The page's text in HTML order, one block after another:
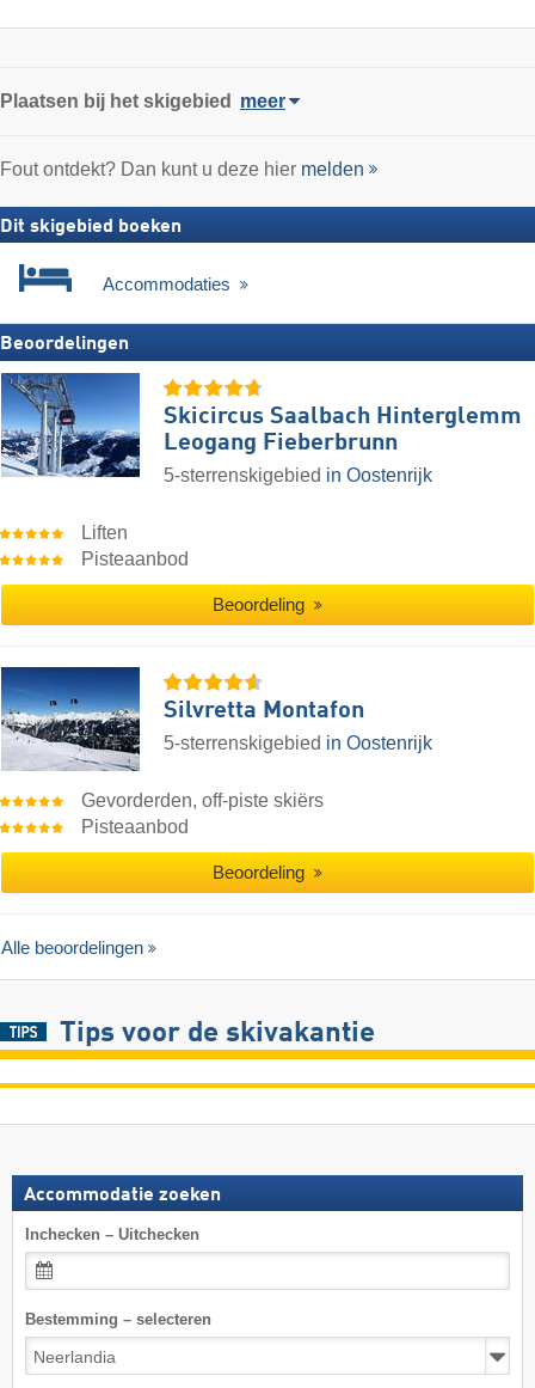
Plaatsen bij het skigebied meer
Fout ontdekt? Dan kunt u deze hier melden
Dit skigebied boeken
Accommodaties
Beoordelingen
Skicircus Saalbach Hinterglemm
Leogang Fieberbrunn
5-sterrenskigebied in Oostenrijk
Liften
Pisteaanbod
Beoordeling
Silvretta Montafon
5-sterrenskigebied in Oostenrijk
Gevorderden, off-piste skiërs
Pisteaanbod
Beoordeling
Alle beoordelingen
Tips voor de skivakantie
Accommodatie zoeken
Inchecken – Uitchecken
Bestemming – selecteren